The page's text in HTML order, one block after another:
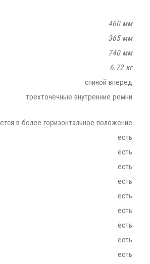
460 мм
365 мм
740 мм
6.72 кг
спиной вперед
трехточечные внутренние ремни
в более горизонтальное положение
есть
есть
есть
есть
есть
есть
есть
есть
есть